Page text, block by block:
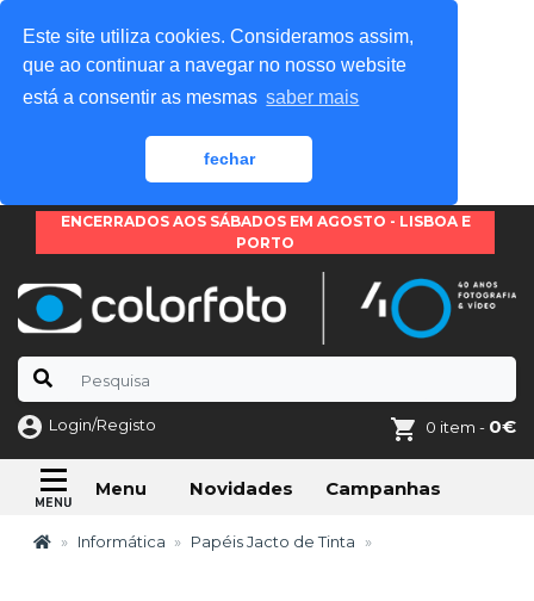
Este site utiliza cookies. Consideramos assim,
que ao continuar a navegar no nosso website
está a consentir as mesmas saber mais
fechar
ENCERRADOS AOS SÁBADOS EM AGOSTO - LISBOA E
PORTO
Login/Registo 0 item - 0€
Menu Novidades Campanhas
Informática Papéis Jacto de Tinta